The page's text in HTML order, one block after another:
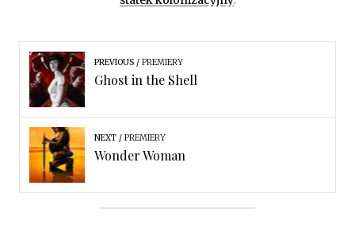
PREVIOUS PREMIERY
Ghost in the Shell
NEXT PREMIERY
Wonder Woman